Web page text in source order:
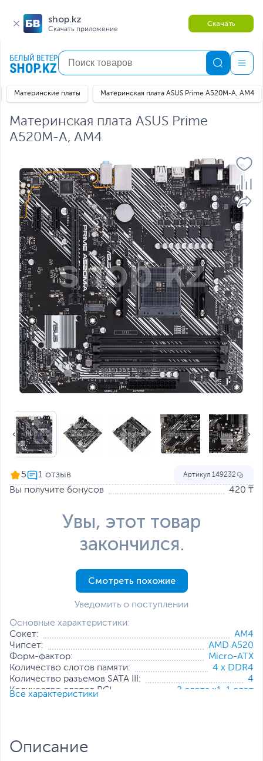
shop.kz
Скачать приложение
Скачать
Материнские платы Материнская плата ASUS Prime A520M-A, AM4
Материнская плата ASUS Prime
A520M-A, AM4
Основные характеристики:
Сокет:
AM4
Чипсет:
AMD A520
Форм-фактор:
Micro-ATX
Количество слотов памяти:
4 x DDR4
Количество разъемов SATA III:
4
Количество слотов PCI
2 слота x1
1 слот
Все характеристики
5 Артикул 149232
Вы получите бонусов 420 ₸
Увы, этот товар
закончился.
Смотреть похожие
Уведомить о поступлении
Описание